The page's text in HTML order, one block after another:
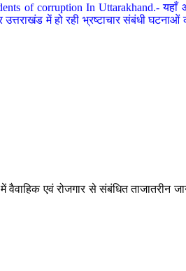
of corruption In Uttarakhand.- यहाँ
में हो रही भ्रष्टाचार संबंधी घटनाओं
एवं रोजगार से संबंधित ताजातरीन